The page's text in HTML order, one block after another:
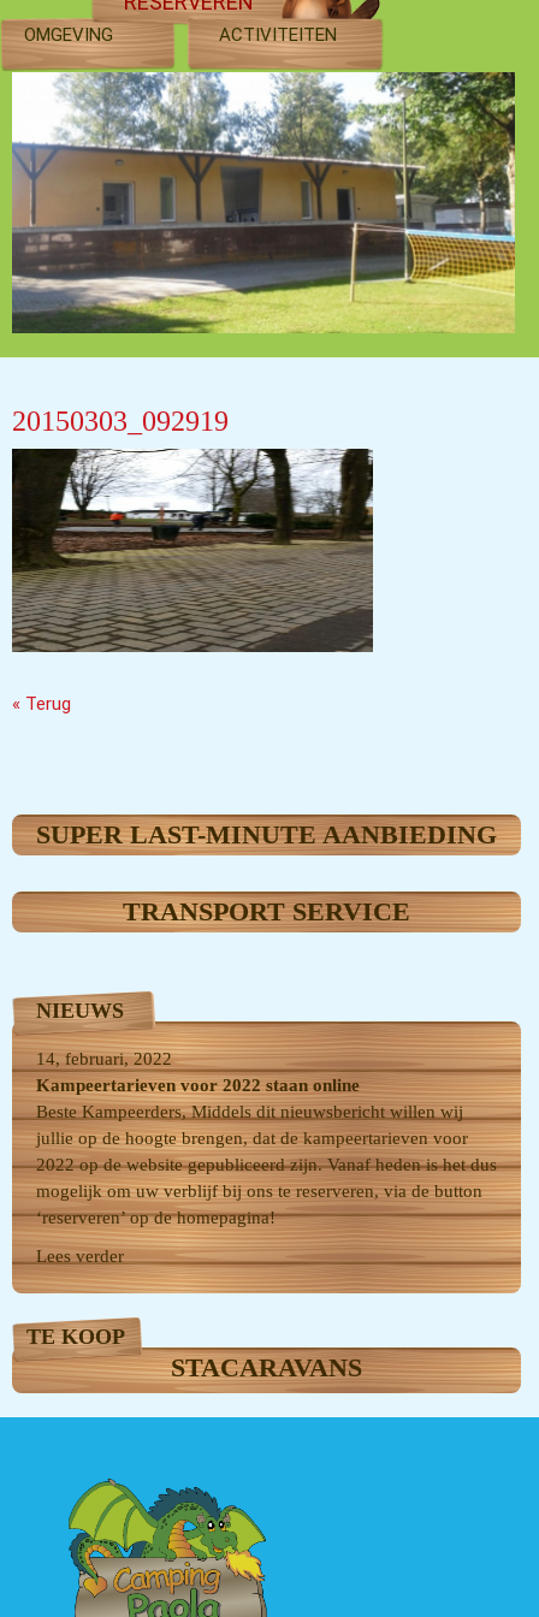
OMGEVING ACTIVITEITEN
20150303_092919
« Terug
SUPER LAST-MINUTE AANBIEDING
TRANSPORT SERVICE
NIEUWS
14, februari, 2022
Kampeertarieven voor 2022 staan online
Beste Kampeerders, Middels dit nieuwsbericht willen wij
jullie op de hoogte brengen, dat de kampeertarieven voor
2022 op de website gepubliceerd zijn. Vanaf heden is het dus
mogelijk om uw verblijf bij ons te reserveren, via de button
‘reserveren’ op de homepagina!
Lees verder
TE KOOP
STACARAVANS